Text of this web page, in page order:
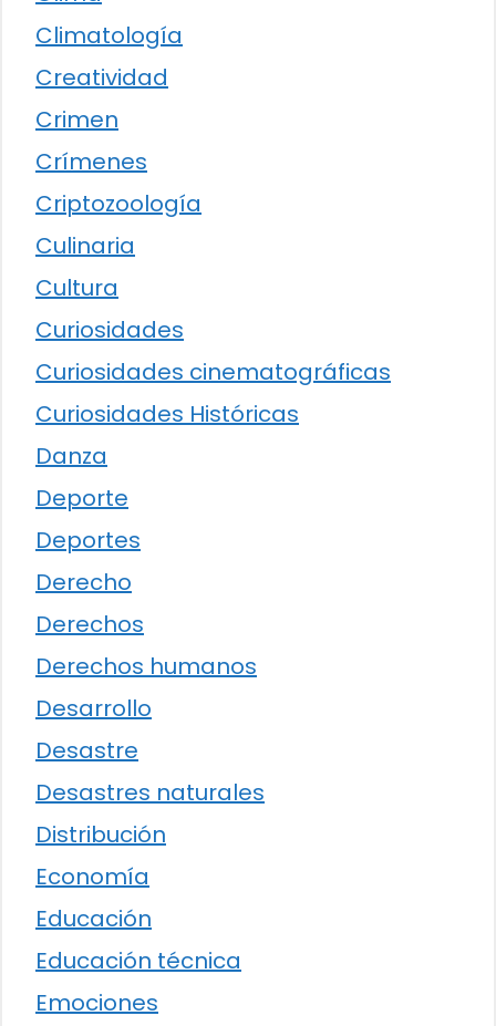
Climatología
Creatividad
Crimen
Crímenes
Criptozoología
Culinaria
Cultura
Curiosidades
Curiosidades cinematográficas
Curiosidades Históricas
Danza
Deporte
Deportes
Derecho
Derechos
Derechos humanos
Desarrollo
Desastre
Desastres naturales
Distribución
Economía
Educación
Educación técnica
Emociones